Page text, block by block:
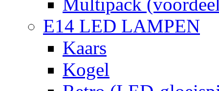
E14 LED LAMPEN
Kaars
Kogel